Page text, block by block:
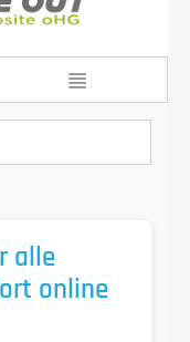
alle
online